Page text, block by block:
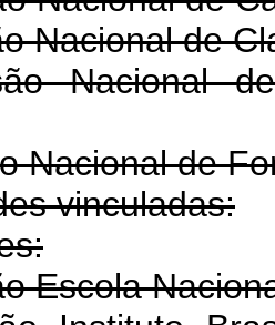
Nacional de
Nacional
Nacional de
vinculadas:
Escola